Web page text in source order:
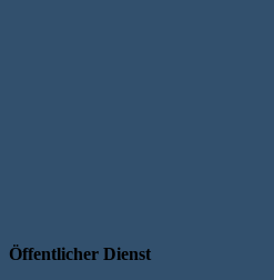
Öffentlicher Dienst